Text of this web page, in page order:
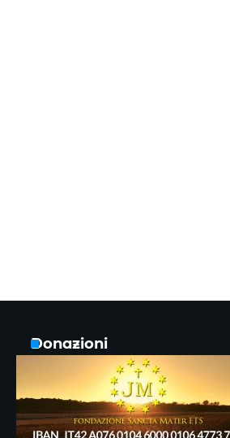
Donazioni